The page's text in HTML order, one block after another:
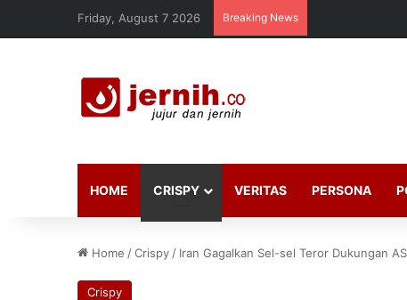
Friday, August 7 2026 Breaking News
HOME CRISPY VERITAS PERSONA
Home /Crispy / Iran Gagalkan Sel-sel Teror Dukungan
Crispy